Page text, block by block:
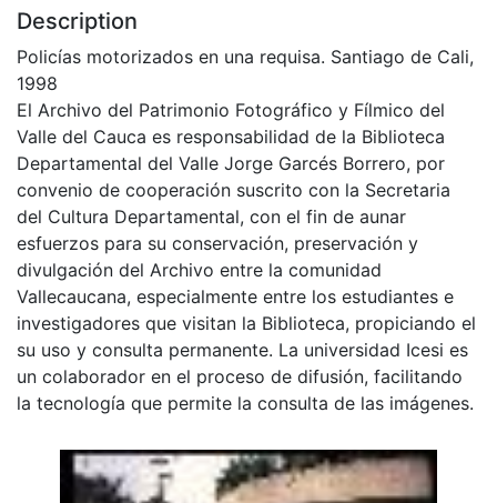
Description
Policías motorizados en una requisa. Santiago de Cali,
1998
El Archivo del Patrimonio Fotográfico y Fílmico del
Valle del Cauca es responsabilidad de la Biblioteca
Departamental del Valle Jorge Garcés Borrero, por
convenio de cooperación suscrito con la Secretaria
del Cultura Departamental, con el fin de aunar
esfuerzos para su conservación, preservación y
divulgación del Archivo entre la comunidad
Vallecaucana, especialmente entre los estudiantes e
investigadores que visitan la Biblioteca, propiciando el
su uso y consulta permanente. La universidad Icesi es
un colaborador en el proceso de difusión, facilitando
la tecnología que permite la consulta de las imágenes.